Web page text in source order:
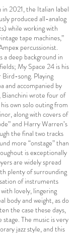
2021, the Italian label
produced all-analog
while working with
tape machines,”
percussionist.
a deep background in
My Space 24 is his
song. Playing
and accompanied by
Bianchini wrote four of
own solo outing from
along with covers of
and Harry Warren’s
the final two tracks
more “onstage” than
is exceptionally
are widely spread
plenty of surrounding
of instruments
lovely, lingering
body and weight, as do
the case these days,
The music is very
jazz style, and this